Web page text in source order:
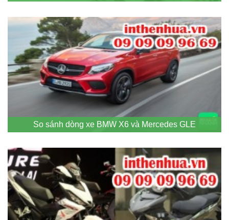
So sánh dòng xe BMW X6 và Mercedes GLE